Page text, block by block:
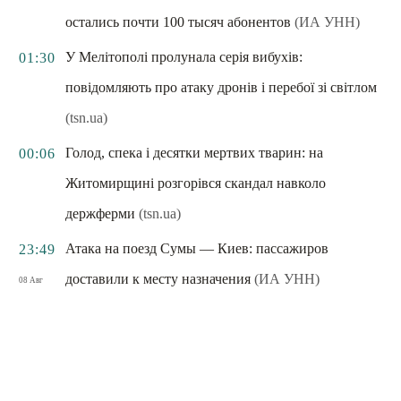
остались почти 100 тысяч абонентов (ИА УНН)
01:30
У Мелітополі пролунала серія вибухів:
повідомляють про атаку дронів і перебої зі світлом
(tsn.ua)
00:06
Голод, спека і десятки мертвих тварин: на
Житомирщині розгорівся скандал навколо
держферми (tsn.ua)
23:49
08 Авг
Атака на поезд Сумы — Киев: пассажиров
доставили к месту назначения (ИА УНН)